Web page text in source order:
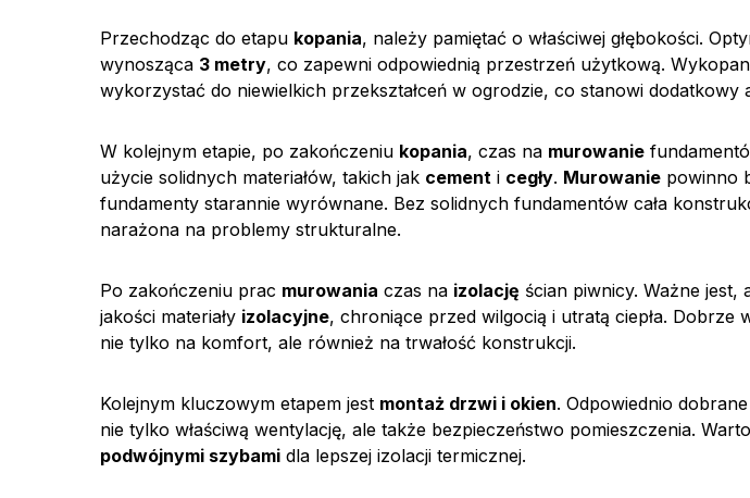
Przechodząc do etapu kopania, należy pamiętać o właściwej głębokości.
wynosząca 3 metry, co zapewni odpowiednią przestrzeń użytkową.
wykorzystać do niewielkich przekształceń w ogrodzie, co stanowi dodatkowy
W kolejnym etapie, po zakończeniu kopania, czas na murowanie
użycie solidnych materiałów, takich jak cement i cegły. Murowanie powinno
fundamenty starannie wyrównane. Bez solidnych fundamentów cała
narażona na problemy strukturalne.
Po zakończeniu prac murowania czas na izolację ścian piwnicy. Ważne jest,
jakości materiały izolacyjne, chroniące przed wilgocią i utratą ciepła. Dobrze
nie tylko na komfort, ale również na trwałość konstrukcji.
Kolejnym kluczowym etapem jest montaż drzwi i okien. Odpowiednio
nie tylko właściwą wentylację, ale także bezpieczeństwo pomieszczenia.
podwójnymi szybami dla lepszej izolacji termicznej.